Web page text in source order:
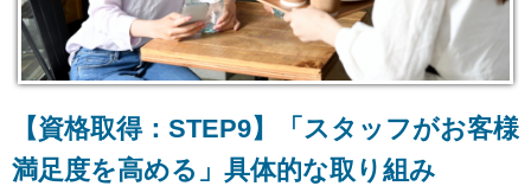
【資格取得：STEP9】「スタッフがお客様
満足度を高める」具体的な取り組み